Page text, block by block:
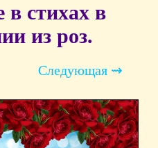
стихах в
из роз.
Следующая ⇝